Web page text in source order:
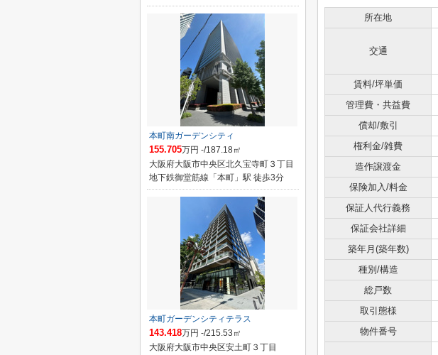
所在地
交通
賃料/坪単価
管理費・共益費
償却/敷引
権利金/雑費
造作譲渡金
保険加入/料金
保証人代行義務
保証会社詳細
築年月(築年数)
種別/構造
総戸数
取引態様
物件番号
本町南ガーデンシティ
155.705万円 -/187.18㎡
大阪府大阪市中央区北久宝寺町３丁目
地下鉄御堂筋線「本町」駅 徒歩3分
本町ガーデンシティテラス
143.418万円 -/215.53㎡
大阪府大阪市中央区安土町３丁目